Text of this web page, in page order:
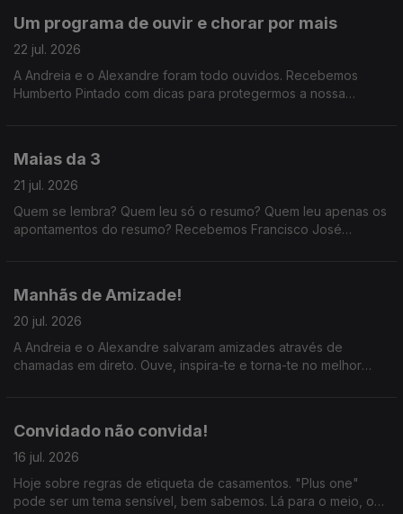
Um programa de ouvir e chorar por mais
22 jul. 2026
A Andreia e o Alexandre foram todo ouvidos. Recebemos
Humberto Pintado com dicas para protegermos a nossa
Maias da 3
21 jul. 2026
Quem se lembra? Quem leu só o resumo? Quem leu apenas os
apontamentos do resumo? Recebemos Francisco José
Manhãs de Amizade!
20 jul. 2026
A Andreia e o Alexandre salvaram amizades através de
chamadas em direto. Ouve, inspira-te e torna-te no melhor
Convidado não convida!
16 jul. 2026
Hoje sobre regras de etiqueta de casamentos. "Plus one"
pode ser um tema sensível, bem sabemos. Lá para o meio, o